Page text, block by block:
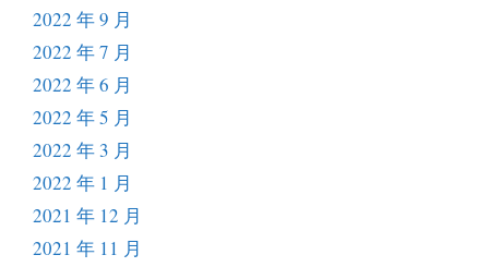
2022 年 9 月
2022 年 7 月
2022 年 6 月
2022 年 5 月
2022 年 3 月
2022 年 1 月
2021 年 12 月
2021 年 11 月